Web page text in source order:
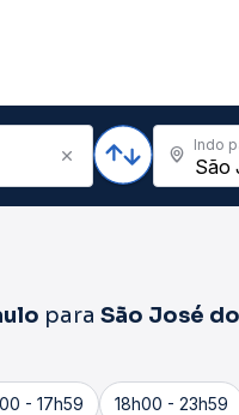
Indo
para São José
- 17h59 18h00 - 23h59